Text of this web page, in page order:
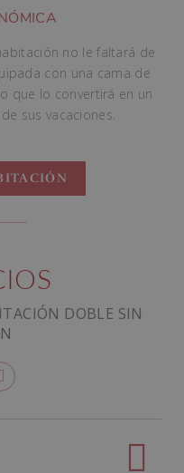
no le faltará de
con una cama de
que lo convertirá en un
sus vacaciones.
DOBLE SIN